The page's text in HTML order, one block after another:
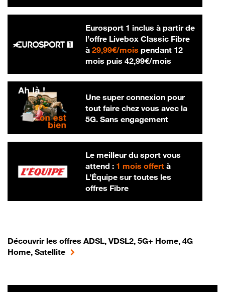
Eurosport 1 inclus à partir de
l’offre Livebox Classic Fibre
à 29,99€/mois29,99 € par mois
pendant 12
mois puis 42,99€/mois42,99 € par
Une super connexion pour
tout faire chez vous avec la
5G. Sans engagement
Le meilleur du sport vous
attend : 1 mois offertà
L’Équipe sur toutes les
offres Fibre
Découvrir les offres ADSL, VDSL2, 5G+ Home, 4G
Home, Satellite